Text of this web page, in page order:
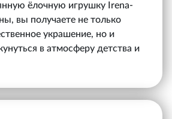
ёлочную игрушку Irena-
вы получаете не только
украшение, но и
в атмосферу детства и